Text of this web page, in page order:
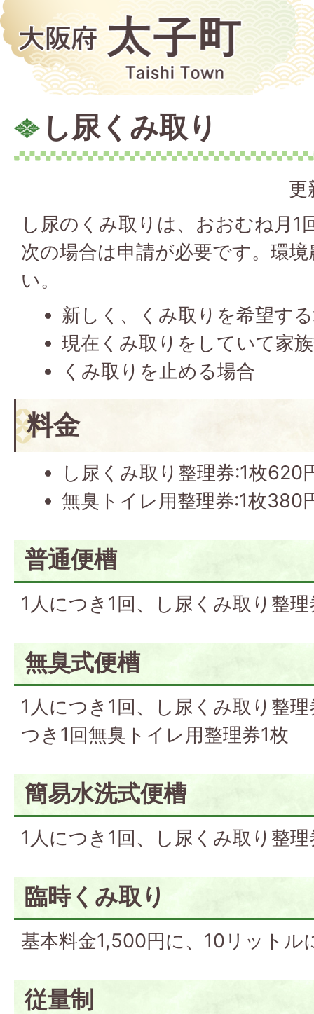
し尿くみ取り
更
し尿のくみ取りは、おおむね月1
次の場合は申請が必要です。環
い。
新しく、くみ取りを希望す
現在くみ取りをしていて家
くみ取りを止める場合
料金
し尿くみ取り整理券:1枚620
無臭トイレ用整理券:1枚380
普通便槽
1人につき1回、し尿くみ取り整理
無臭式便槽
1人につき1回、し尿くみ取り整
つき1回無臭トイレ用整理券1枚
簡易水洗式便槽
1人につき1回、し尿くみ取り整
臨時くみ取り
基本料金1,500円に、10リットル
従量制